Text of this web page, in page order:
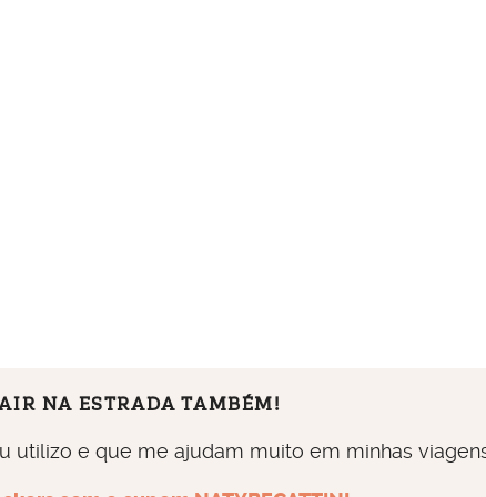
NA ESTRADA TAMBÉM!
utilizo e que me ajudam muito em minhas